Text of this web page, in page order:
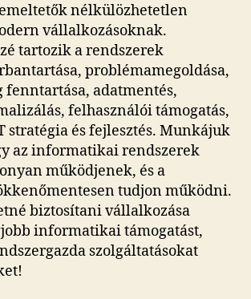
nélkülözhetetlen
vállalkozásoknak.
tartozik a rendszerek
problémamegoldása,
fenntartása, adatmentés,
felhasználói támogatás,
stratégia és fejlesztés. Munkájuk
az informatikai rendszerek
működjenek, és a
tudjon működni.
biztosítani vállalkozása
informatikai támogatást,
szolgáltatásokat